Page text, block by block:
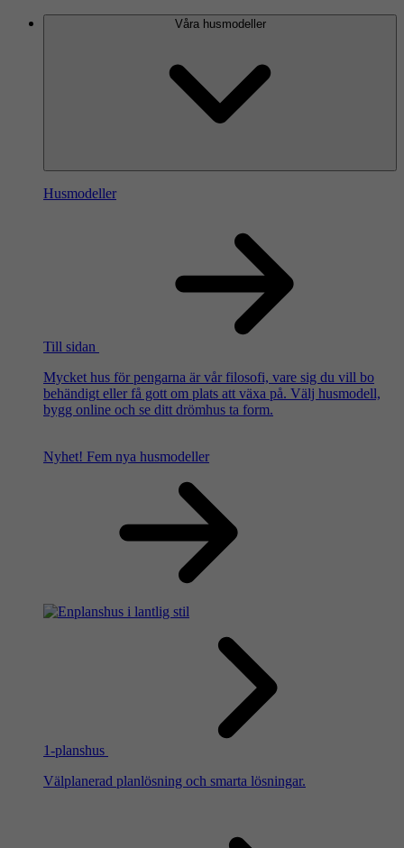
Våra husmodeller
Husmodeller
Till sidan
Mycket hus för pengarna är vår filosofi, vare sig du vill bo
behändigt eller få gott om plats att växa på. Välj husmodell,
bygg online och se ditt drömhus ta form.
Nyhet! Fem nya husmodeller
1-planshus
Välplanerad planlösning och smarta lösningar.